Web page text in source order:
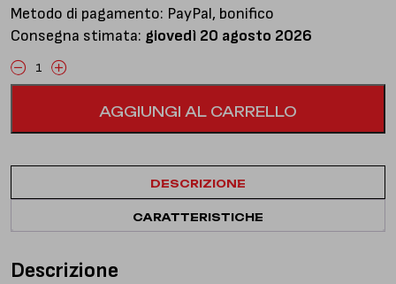
Metodo di pagamento: PayPal, bonifico
Consegna stimata: giovedì 20 agosto 2026
Downpipe
catalizzatore
quantità
AGGIUNGI AL CARRELLO
DESCRIZIONE
CARATTERISTICHE
Descrizione